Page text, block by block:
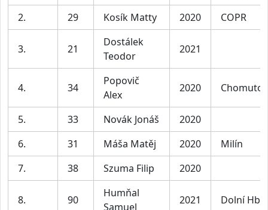
2.
29 Kosík Matty 2020 COPR
3. 21
Dostálek
Teodor
2021
4. 34
Popovič
Alex
2020 Chomutov
5. 33 Novák Jonáš
2020
6.
31 Máša Matěj 2020
Milín
7.
38 Szuma Filip 2020
8. 90
Humňal
Samuel
2021 Dolní